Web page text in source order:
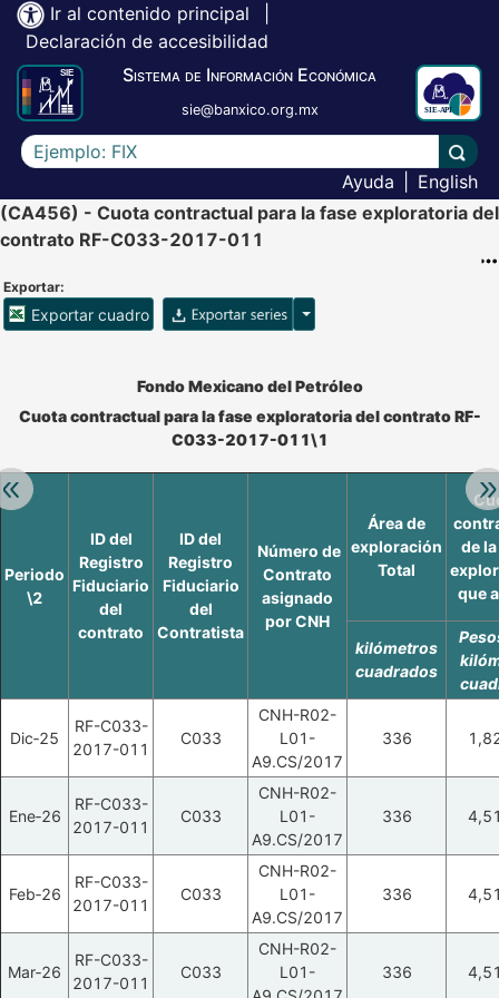
Ir al contenido principal
Declaración de accesibilidad
Sistema de Información Económica
sie@banxico.org.mx
Escriba el texto a buscar
Ayuda
English
(CA456) - Cuota contractual para la fase exploratoria del
contrato RF-C033-2017-011
Exportar:
Exportar cuadro Opciones para exportar
Retroceder:
Accesibilidad de Cuadros Analíticos, al exportar el cuadro
Fondo Mexicano del Petróleo
Cuota contractual para la fase exploratoria del contrato RF-
C033-2017-011\1
Periodo
\2
ID del
Registro
Fiduciario
del
contrato
ID del
Registro
Fiduciario
del
Contratista
Número de
Contrato
asignado
por CNH
Área de
exploración
Total
de
que
kilómetros
cuadrados
Dic‑25
RF-C033-
2017-011
C033
CNH-R02-
L01-
A9.CS/2017
336
Ene‑26
RF-C033-
2017-011
C033
CNH-R02-
L01-
A9.CS/2017
336
Feb‑26
RF-C033-
2017-011
C033
CNH-R02-
L01-
A9.CS/2017
336
Mar‑26
RF-C033-
2017-011
C033
CNH-R02-
L01-
336